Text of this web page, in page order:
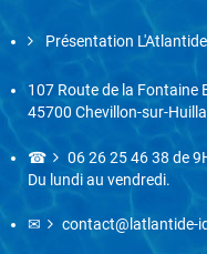
Présentation L'Atlantide
107 Route de la Fontaine
45700 Chevillon-sur-
☎ 06 26 25 46 38 de
Du lundi au vendredi.
✉ contact@latlantide-